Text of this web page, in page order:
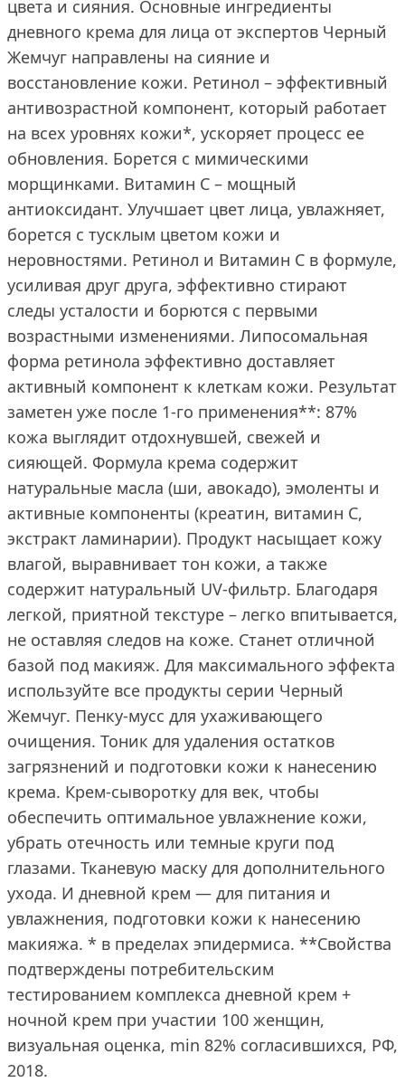
цвета и сияния. Основные ингредиенты
дневного крема для лица от экспертов Черный
Жемчуг направлены на сияние и
восстановление кожи. Ретинол – эффективный
антивозрастной компонент, который работает
на всех уровнях кожи*, ускоряет процесс ее
обновления. Борется с мимическими
морщинками. Витамин С – мощный
антиоксидант. Улучшает цвет лица, увлажняет,
борется с тусклым цветом кожи и
неровностями. Ретинол и Витамин С в формуле,
усиливая друг друга, эффективно стирают
следы усталости и борются с первыми
возрастными изменениями. Липосомальная
форма ретинола эффективно доставляет
активный компонент к клеткам кожи. Результат
заметен уже после 1-го применения**: 87%
кожа выглядит отдохнувшей, свежей и
сияющей. Формула крема содержит
натуральные масла (ши, авокадо), эмоленты и
активные компоненты (креатин, витамин С,
экстракт ламинарии). Продукт насыщает кожу
влагой, выравнивает тон кожи, а также
содержит натуральный UV-фильтр. Благодаря
легкой, приятной текстуре – легко впитывается,
не оставляя следов на коже. Станет отличной
базой под макияж. Для максимального эффекта
используйте все продукты серии Черный
Жемчуг. Пенку-мусс для ухаживающего
очищения. Тоник для удаления остатков
загрязнений и подготовки кожи к нанесению
крема. Крем-сыворотку для век, чтобы
обеспечить оптимальное увлажнение кожи,
убрать отечность или темные круги под
глазами. Тканевую маску для дополнительного
ухода. И дневной крем — для питания и
увлажнения, подготовки кожи к нанесению
макияжа. * в пределах эпидермиса. **Свойства
подтверждены потребительским
тестированием комплекса дневной крем +
ночной крем при участии 100 женщин,
визуальная оценка, min 82% согласившихся, РФ,
2018.